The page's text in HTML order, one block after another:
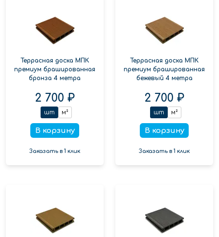
Террасная доска МПК
премиум брашированная
бронза 4 метра
2 700 ₽
шт м²
В корзину
Заказать в 1 клик
Террасная доска МПК
премиум брашированная
бежевый 4 метра
2 700 ₽
шт м²
В корзину
Заказать в 1 клик